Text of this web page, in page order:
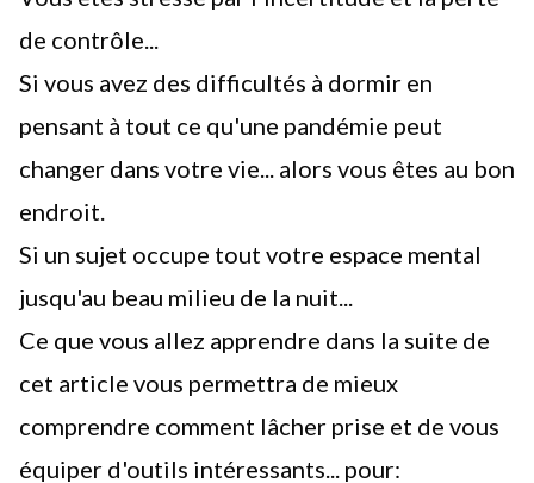
de contrôle...
Si vous avez des difficultés à dormir en
pensant à tout ce qu'une pandémie peut
changer dans votre vie... alors vous êtes au bon
endroit.
Si un sujet occupe tout votre espace mental
jusqu'au beau milieu de la nuit...
Ce que vous allez apprendre dans la suite de
cet article vous permettra de mieux
comprendre comment lâcher prise et de vous
équiper d'outils intéressants... pour: